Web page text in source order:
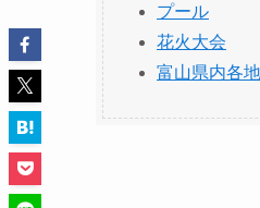
プール
花火大会
富山県内各